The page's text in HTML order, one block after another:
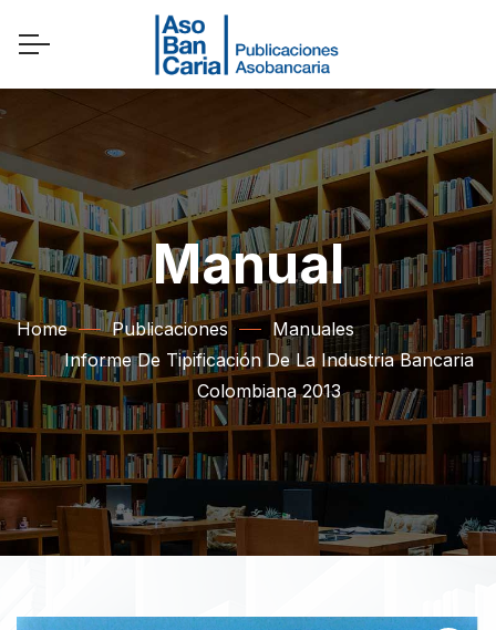
Manual
Home Publicaciones
Manuales
Informe De Tipificación De La Industria Bancaria
Colombiana 2013